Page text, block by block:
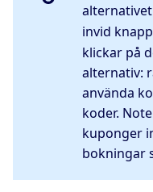
alternativet
invid
klickar på
alternativ:
använda
koder.
kuponger
bokningar